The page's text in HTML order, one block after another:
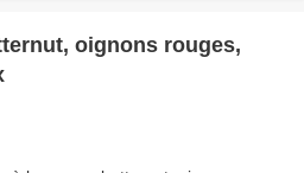
oignons rouges,